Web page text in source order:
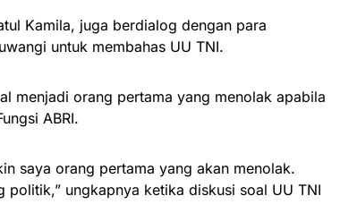
Kamila, juga berdialog dengan para
untuk membahas UU TNI.
menjadi orang pertama yang menolak apabila
ABRI.
saya orang pertama yang akan menolak.
politik,” ungkapnya ketika diskusi soal UU TNI